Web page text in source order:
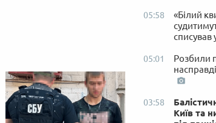
05:58
«Білий
списував
05:01
Розбили
03:58
Київ та